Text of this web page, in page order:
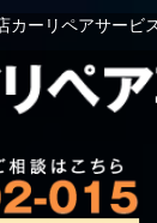
カーリペアサービ